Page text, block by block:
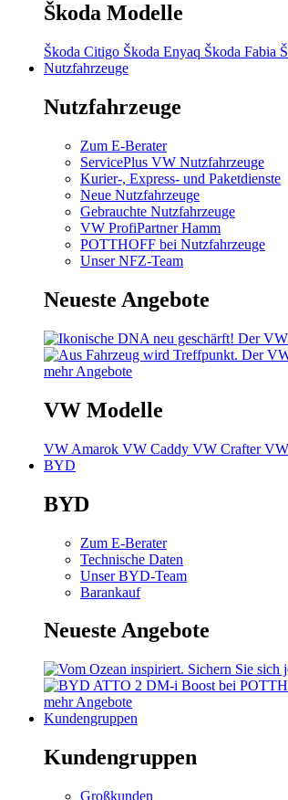
Škoda Modelle
Škoda Citigo Škoda Enyaq Škoda Fabia
Nutzfahrzeuge
Nutzfahrzeuge
Zum E-Berater
ServicePlus VW Nutzfahrzeuge
Kurier-, Express- und Paketdienste
Neue Nutzfahrzeuge
Gebrauchte Nutzfahrzeuge
VW ProfiPartner Hamm
POTTHOFF bei Nutzfahrzeuge
Unser NFZ-Team
Neueste Angebote
mehr Angebote
VW Modelle
VW Amarok VW Caddy VW Crafter
BYD
BYD
Zum E-Berater
Technische Daten
Unser BYD-Team
Barankauf
Neueste Angebote
mehr Angebote
Kundengruppen
Kundengruppen
Großkunden